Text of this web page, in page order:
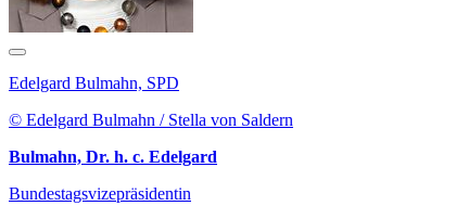
Edelgard Bulmahn, SPD
© Edelgard Bulmahn / Stella von Saldern
Bulmahn, Dr. h. c. Edelgard
Bundestagsvizepräsidentin